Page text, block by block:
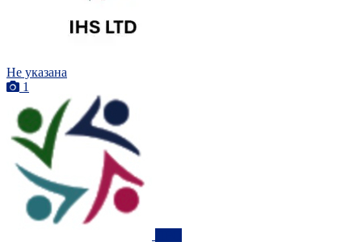
Не указана
1